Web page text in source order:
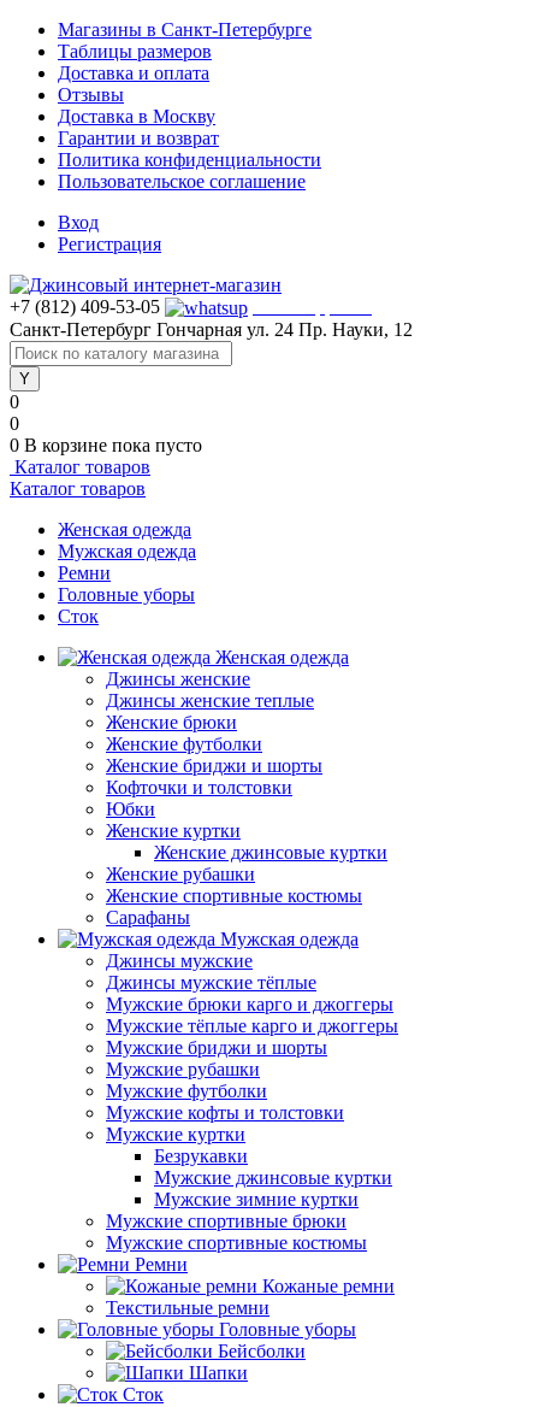
Магазины в Санкт-Петербурге
Таблицы размеров
Доставка и оплата
Отзывы
Доставка в Москву
Гарантии и возврат
Политика конфиденциальности
Пользовательское соглашение
Вход
Регистрация
+7 (812) 409-53-05
Санкт-Петербург Гончарная ул. 24 Пр. Науки, 12
0
0
0 В корзине пока пусто
Каталог товаров
Каталог товаров
Женская одежда
Мужская одежда
Ремни
Головные уборы
Сток
Женская одежда
Джинсы женские
Джинсы женские теплые
Женские брюки
Женские футболки
Женские бриджи и шорты
Кофточки и толстовки
Юбки
Женские куртки
Женские джинсовые куртки
Женские рубашки
Женские спортивные костюмы
Сарафаны
Мужская одежда
Джинсы мужские
Джинсы мужские тёплые
Мужские брюки карго и джоггеры
Мужские тёплые карго и джоггеры
Мужские бриджи и шорты
Мужские рубашки
Мужские футболки
Мужские кофты и толстовки
Мужские куртки
Безрукавки
Мужские джинсовые куртки
Мужские зимние куртки
Мужские спортивные брюки
Мужские спортивные костюмы
Ремни
Кожаные ремни
Текстильные ремни
Головные уборы
Бейсболки
Шапки
Сток